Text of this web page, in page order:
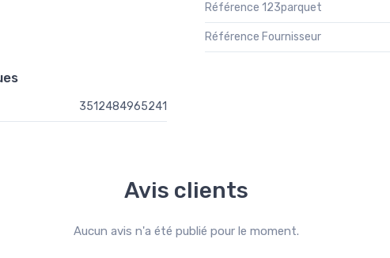
Référence 123parquet
Référence Fournisseur
3512484965241
Avis clients
Aucun avis n'a été publié pour le moment.